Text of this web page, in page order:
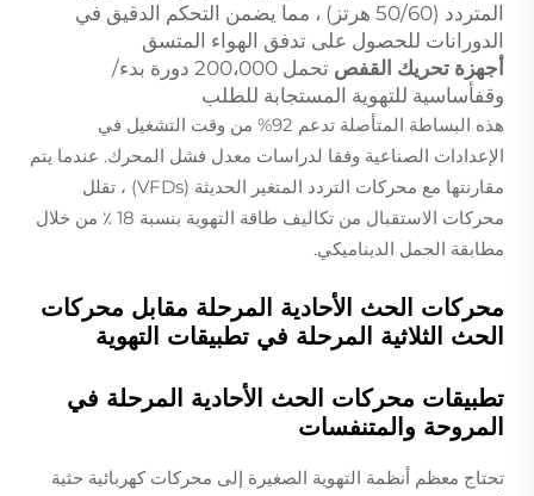
المتردد (50/60 هرتز) ، مما يضمن التحكم الدقيق في
الدورانات للحصول على تدفق الهواء المتسق
أجهزة تحريك القفص
تحمل 200،000 دورة بدء/
وقفأساسية للتهوية المستجابة للطلب
هذه البساطة المتأصلة تدعم 92% من وقت التشغيل في
الإعدادات الصناعية وفقا لدراسات معدل فشل المحرك. عندما يتم
مقارنتها مع محركات التردد المتغير الحديثة (VFDs) ، تقلل
محركات الاستقبال من تكاليف طاقة التهوية بنسبة 18 ٪ من خلال
مطابقة الحمل الديناميكي.
محركات الحث الأحادية المرحلة مقابل محركات
الحث الثلاثية المرحلة في تطبيقات التهوية
تطبيقات محركات الحث الأحادية المرحلة في
المروحة والمتنفسات
تحتاج معظم أنظمة التهوية الصغيرة إلى محركات كهربائية حثية